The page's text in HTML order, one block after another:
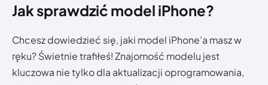
Jak sprawdzić model iPhone?
Chcesz dowiedzieć się, jaki model iPhone’a masz w
ręku? Świetnie trafiłeś! Znajomość modelu jest
kluczowa nie tylko dla aktualizacji oprogramowania,